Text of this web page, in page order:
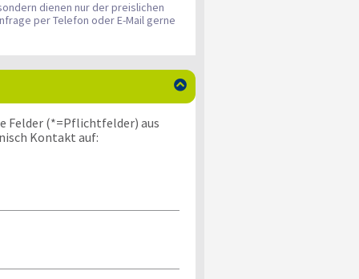
dienen nur der preislichen
per Telefon oder E-Mail gerne

Felder (*=Pflichtfelder) aus
Kontakt auf: